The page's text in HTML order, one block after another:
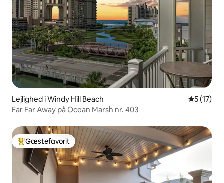
Lejlighed i Windy Hill Beach 5 ud af 5
5 (17)
Far Far Away på Ocean Marsh nr. 403
Bedste gæstefavorit
Gæstefavorit